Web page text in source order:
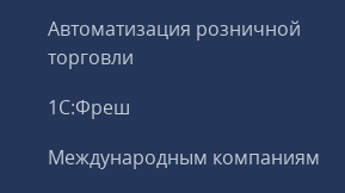
Автоматизация розничной
торговли
1С:Фреш
Международным компаниям